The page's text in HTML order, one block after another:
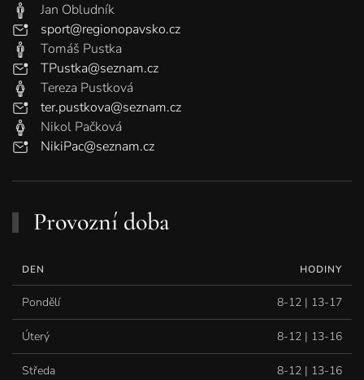
Jan Obludník
sport@regionopavsko.cz
Tomáš Pustka
TPustka@seznam.cz
Tereza Pustková
ter.pustkova@seznam.cz
Nikol Pačková
NikiPac@seznam.cz
Provozní doba
DEN HODINY
Pondělí 8-12 | 13-17
Úterý 8-12 | 13-16
Středa 8-12 | 13-16